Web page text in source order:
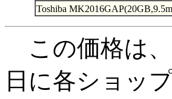
Toshiba
この価格は、
日に各ショッ